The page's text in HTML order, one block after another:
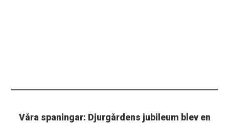
Våra spaningar: Djurgårdens jubileum blev en